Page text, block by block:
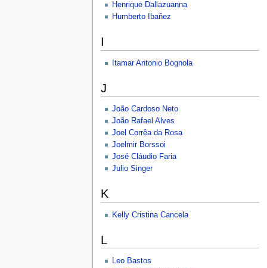
Henrique Dallazuanna
Humberto Ibañez
I
Itamar Antonio Bognola
J
João Cardoso Neto
João Rafael Alves
Joel Corrêa da Rosa
Joelmir Borssoi
José Cláudio Faria
Julio Singer
K
Kelly Cristina Cancela
L
Leo Bastos